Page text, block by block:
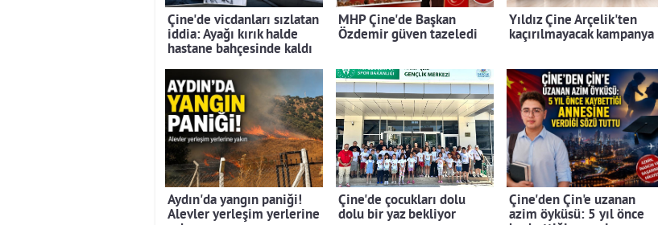
Çine'de vicdanları sızlatan
iddia: Ayağı kırık halde
hastane bahçesinde kaldı
MHP Çine'de Başkan
Özdemir güven tazeledi
Yıldız Çine Arçelik'ten
kaçırılmayacak kampanya
Aydın'da yangın paniği!
Alevler yerleşim yerlerine
Çine'de çocukları dolu
dolu bir yaz bekliyor
Çine'den Çin'e uzanan
azim öyküsü: 5 yıl önce